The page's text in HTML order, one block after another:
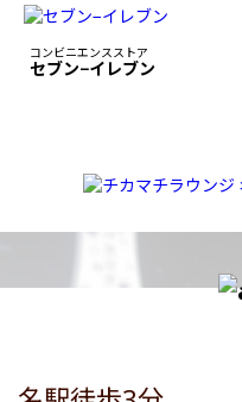
コンビニエンスストア
セブン−イレブン